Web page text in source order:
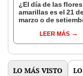
¿El día de las flores
amarillas es el 21
marzo o de
por qué se celebra
LEER MÁS
LO MÁS VISTO